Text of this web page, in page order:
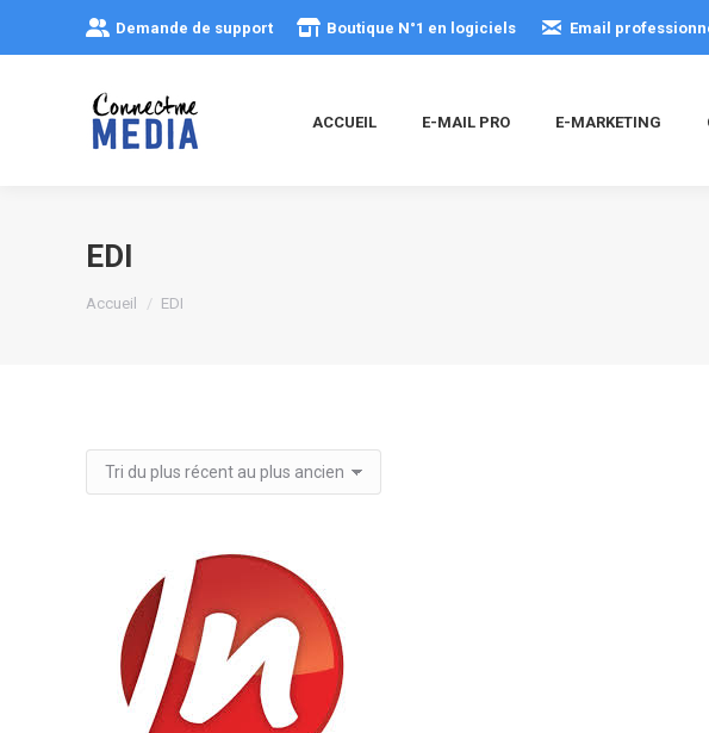
Demande de support Boutique N°1 en logiciels Email
ACCUEIL E-MAIL PRO E-MARKETING
EDI
Vous êtes ici :
Accueil EDI